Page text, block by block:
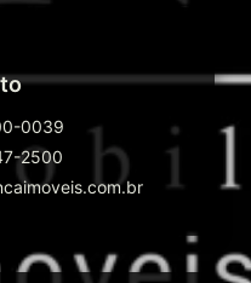
0039
2500